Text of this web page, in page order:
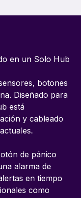
en un Solo Hub
botones
Diseñado para
está
y cableado
de pánico
alarma de
en tiempo
como